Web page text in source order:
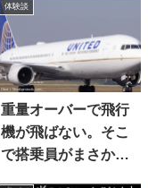
体験談
重量オーバーで飛行
機が飛ばない。そこ
で搭乗員がまさかの